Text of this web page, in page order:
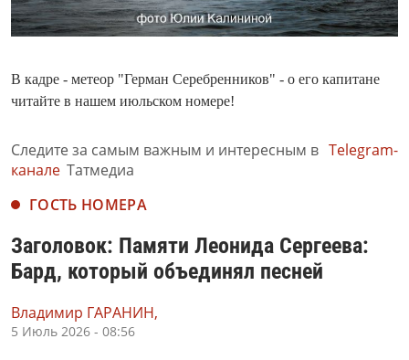
В кадре - метеор "Герман Серебренников" - о его капитане
читайте в нашем июльском номере!
Следите за самым важным и интересным в Telegram-
канале Татмедиа
ГОСТЬ НОМЕРА
Заголовок: Памяти Леонида Сергеева:
Бард, который объединял песней
Владимир ГАРАНИН,
5 Июль 2026 - 08:56